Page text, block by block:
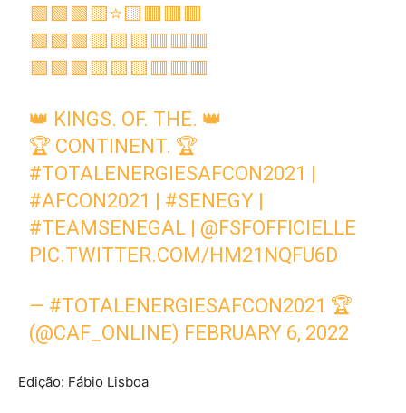
🟩🟩🟩🟨⭐🟨🟥🟥🟥
🟩🟩🟩🟨🟨🟨🟥🟥🟥
🟩🟩🟩🟨🟨🟨🟥🟥🟥
👑 KINGS. OF. THE. 👑
🏆 CONTINENT. 🏆
#TOTALENERGIESAFCON2021
#AFCON2021
#SENEGY
#TEAMSENEGAL
@FSFOFFICIELLE
PIC.TWITTER.COM/HM21NQFU6D
— #TOTALENERGIESAFCON2021 🏆
(@CAF_ONLINE) FEBRUARY 6, 2022
Edição: Fábio Lisboa